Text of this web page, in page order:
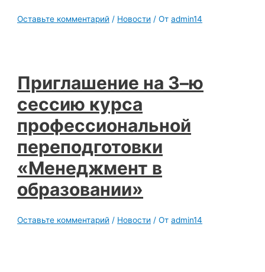
Оставьте комментарий / Новости / От admin14
Приглашение на 3–ю
сессию курса
профессиональной
переподготовки
«Менеджмент в
образовании»
Оставьте комментарий / Новости / От admin14